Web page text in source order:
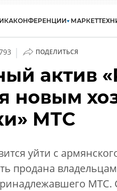
КОНФЕРЕНЦИИ МАРКЕТ
| ПОДЕЛИТЬСЯ
актив
новым
МТС
уйти с
продана
МТС.